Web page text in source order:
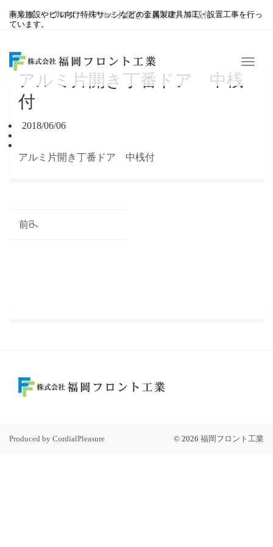
商業施設やビル向け特殊サッシなどの金属製建具加工・設置工事を行っ
ています。
Menu
トップ ブログ アルミ片開き丁番ドア 中桟付
アルミ片開き丁番ドア 中桟
付
2018/06/06
アルミ片開き丁番ドア 中桟付
前へ
Produced by CordialPleasure © 2026 福岡フロント工業